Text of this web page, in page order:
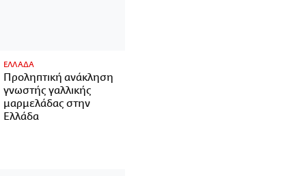
ΕΛΛΑΔΑ
Προληπτική ανάκληση
γνωστής γαλλικής
μαρμελάδας στην
Ελλάδα